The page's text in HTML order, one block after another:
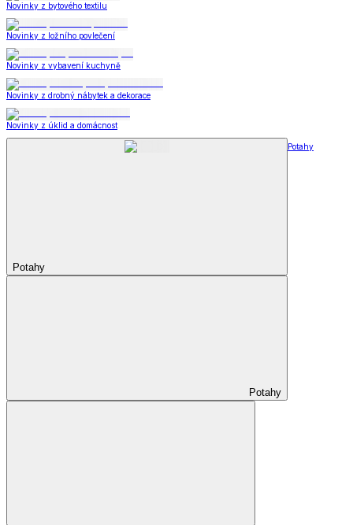
Novinky z bytového textilu
Novinky z ložního povlečení
Novinky z vybavení kuchyně
Novinky z drobný nábytek a dekorace
Novinky z úklid a domácnost
Potahy
Potahy
Potahy